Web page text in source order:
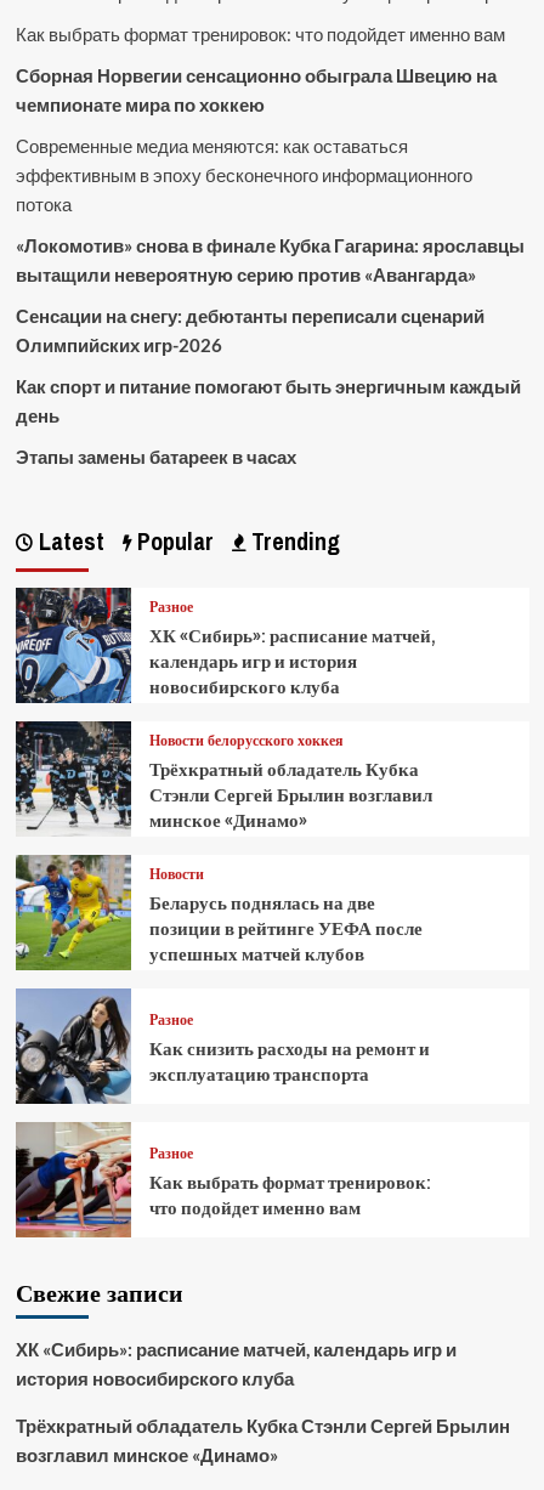
Как выбрать формат тренировок: что подойдет именно вам
Сборная Норвегии сенсационно обыграла Швецию на
чемпионате мира по хоккею
Современные медиа меняются: как оставаться
эффективным в эпоху бесконечного информационного
потока
«Локомотив» снова в финале Кубка Гагарина: ярославцы
вытащили невероятную серию против «Авангарда»
Сенсации на снегу: дебютанты переписали сценарий
Олимпийских игр-2026
Как спорт и питание помогают быть энергичным каждый
день
Этапы замены батареек в часах
Latest Popular Trending
Разное
ХК «Сибирь»: расписание матчей,
календарь игр и история
новосибирского клуба
Новости белорусского хоккея
Трёхкратный обладатель Кубка
Стэнли Сергей Брылин возглавил
минское «Динамо»
Новости
Беларусь поднялась на две
позиции в рейтинге УЕФА после
успешных матчей клубов
Разное
Как снизить расходы на ремонт и
эксплуатацию транспорта
Разное
Как выбрать формат тренировок:
что подойдет именно вам
Свежие записи
ХК «Сибирь»: расписание матчей, календарь игр и
история новосибирского клуба
Трёхкратный обладатель Кубка Стэнли Сергей Брылин
возглавил минское «Динамо»